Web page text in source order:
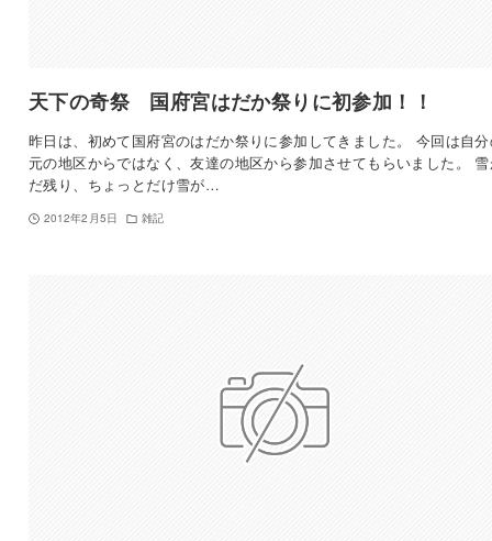
天下の奇祭 国府宮はだか祭りに初参加！！
昨日は、初めて国府宮のはだか祭りに参加してきました。 今回は自
元の地区からではなく、友達の地区から参加させてもらいました。
だ残り、ちょっとだけ雪が…
2012年2月5日 雑記